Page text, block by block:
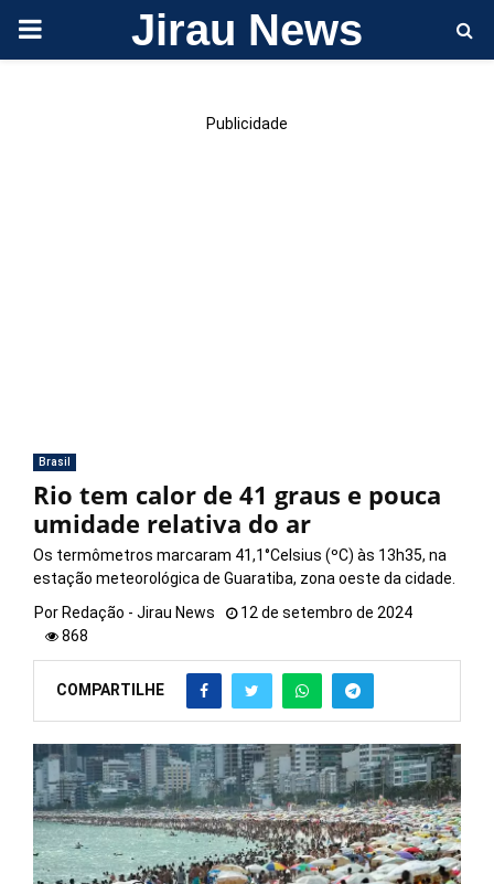
PRIMARY Jirau News
Publicidade
Brasil
Rio tem calor de 41 graus e pouca
umidade relativa do ar
Os termômetros marcaram 41,1°Celsius (ºC) às 13h35, na
estação meteorológica de Guaratiba, zona oeste da cidade.
Por Redação - Jirau News
12 de setembro de 2024
868
COMPARTILHE